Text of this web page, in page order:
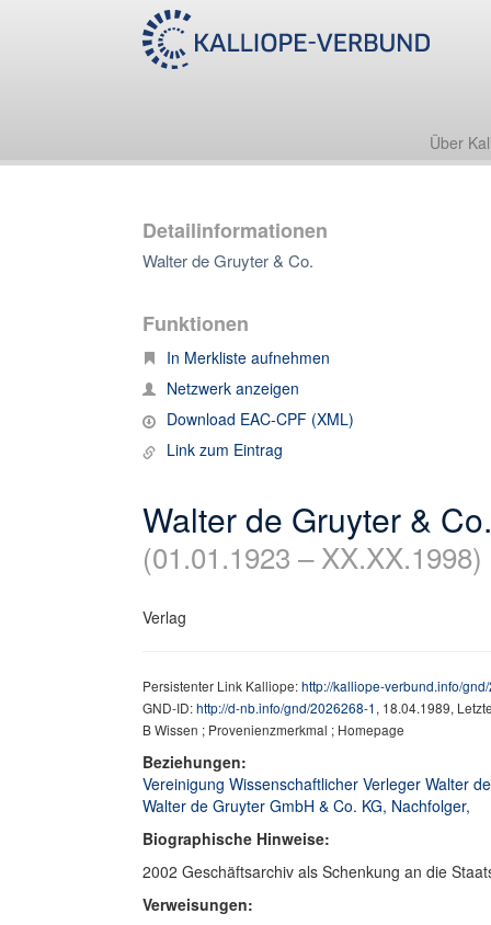
Über
Detailinformationen
Walter de Gruyter & Co.
Funktionen
In Merkliste aufnehmen
Netzwerk anzeigen
Download EAC-CPF (XML)
Link zum Eintrag
Walter de Gruyter & Co.
(01.01.1923 – XX.XX.1998)
Verlag
Persistenter Link Kalliope:http://kalliope-verbund.info/
GND-ID:http://d-nb.info/gnd/2026268-1, 18.04.1989,
B Wissen ; Provenienzmerkmal ; Homepage
Beziehungen:
Vereinigung Wissenschaftlicher Verleger Walter
Walter de Gruyter GmbH & Co. KG, Nachfolger,
Biographische Hinweise:
2002 Geschäftsarchiv als Schenkung an die
Verweisungen: